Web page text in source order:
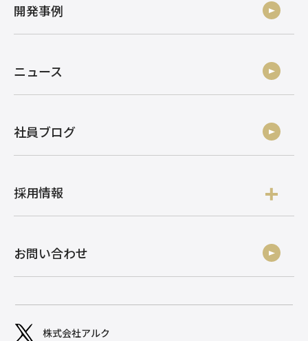
開発事例
ニュース
社員ブログ
採用情報
お問い合わせ
株式会社アルク